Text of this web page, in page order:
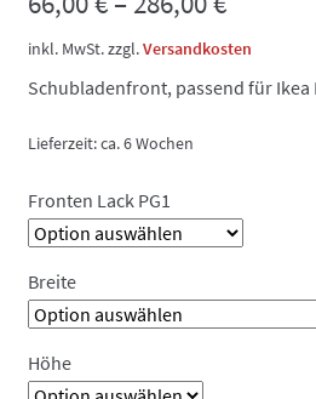
inkl. MwSt.zzgl.Versandkosten
Schubladenfront, passend für Ikea
Lieferzeit:ca. 6 Wochen
Fronten Lack PG1
Breite
Höhe